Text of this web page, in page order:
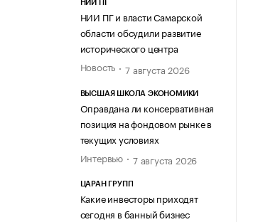
НИИ ПГ
НИИ ПГ и власти Самарской
области обсудили развитие
исторического центра
Новость
7 августа 2026
ВЫСШАЯ ШКОЛА ЭКОНОМИКИ
Оправдана ли консервативная
позиция на фондовом рынке в
текущих условиях
Интервью
7 августа 2026
ЦАРАН ГРУПП
Какие инвесторы приходят
сегодня в банный бизнес